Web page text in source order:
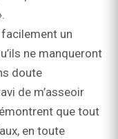
un
ne manqueront
doute
de m’asseoir
que tout
en toute